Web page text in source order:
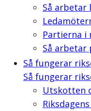
Så arbetar
Partierna i
Så arbetar
Så fungerar
Så fungerar
Utskotten